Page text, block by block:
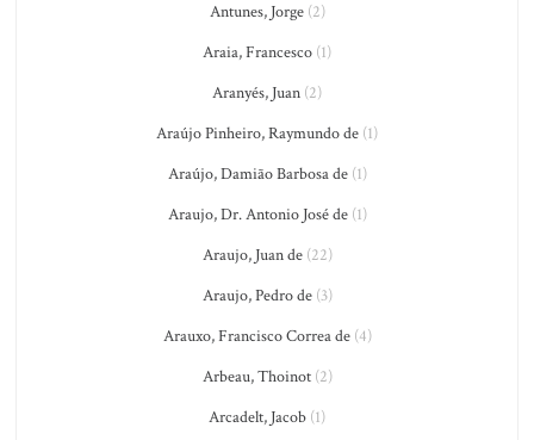
Antunes, Jorge(2)
Araia, Francesco (1)
Aranyés, Juan (2)
Araújo Pinheiro, Raymundo de (1)
Araújo, Damião Barbosa de(1)
Araujo, Dr. Antonio José de(1)
Araujo, Juan de(22)
Araujo, Pedro de(3)
Arauxo, Francisco Correa de(4)
Arbeau, Thoinot(2)
Arcadelt, Jacob (1)